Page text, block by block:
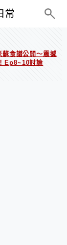
常
食譜公開～震撼
Ep8~10討論